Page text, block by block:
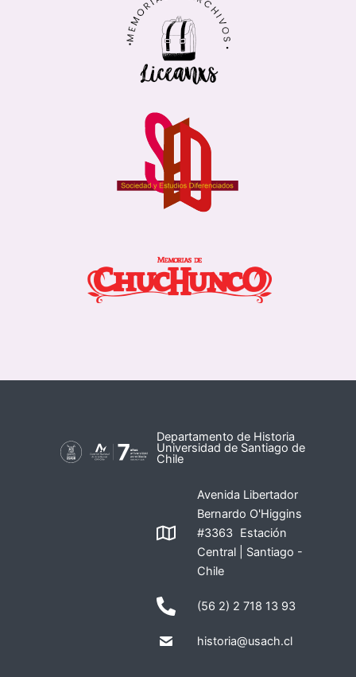
Departamento de Historia
Universidad de Santiago de
Chile
Avenida Libertador
Bernardo O'Higgins
#3363 Estación
Central | Santiago -
Chile
(56 2) 2 718 13 93
historia@usach.cl